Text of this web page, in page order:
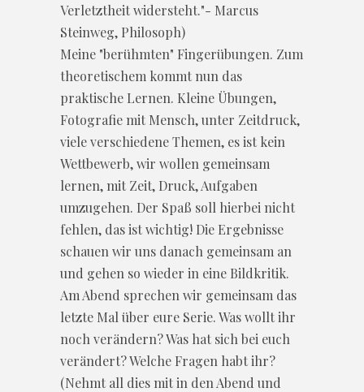
Verletztheit widersteht."- Marcus
Steinweg, Philosoph)
Meine "berühmten" Fingerübungen. Zum
theoretischem kommt nun das
praktische Lernen. Kleine Übungen,
Fotografie mit Mensch, unter Zeitdruck,
viele verschiedene Themen, es ist kein
Wettbewerb, wir wollen gemeinsam
lernen, mit Zeit, Druck, Aufgaben
umzugehen. Der Spaß soll hierbei nicht
fehlen, das ist wichtig! Die Ergebnisse
schauen wir uns danach gemeinsam an
und gehen so wieder in eine Bildkritik.
Am Abend sprechen wir gemeinsam das
letzte Mal über eure Serie. Was wollt ihr
noch verändern? Was hat sich bei euch
verändert? Welche Fragen habt ihr?
(Nehmt all dies mit in den Abend und